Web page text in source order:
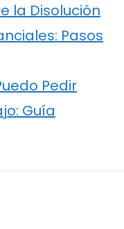
la Disolución
Pasos
Pedir
Guía